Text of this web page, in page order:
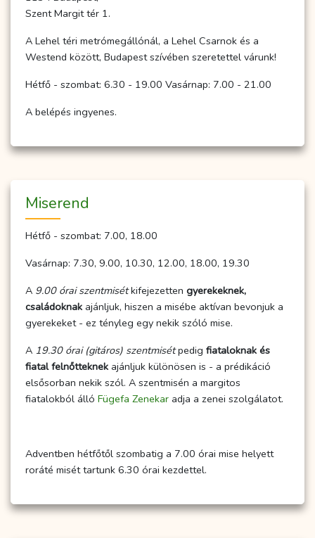
Szent Margit tér 1.
A Lehel téri metrómegállónál, a Lehel Csarnok és a
Westend között, Budapest szívében szeretettel várunk!
Hétfő - szombat: 6.30 - 19.00 Vasárnap: 7.00 - 21.00
A belépés ingyenes.
Miserend
Hétfő - szombat: 7.00, 18.00
Vasárnap: 7.30, 9.00, 10.30, 12.00, 18.00, 19.30
A 9.00 órai szentmisétkifejezetten gyerekeknek,
családoknak ajánljuk, hiszen a misébe aktívan bevonjuk a
gyerekeket - ez tényleg egy nekik szóló mise.
A 19.30 órai (gitáros) szentmisétpedig fiataloknak és
fiatal felnőtteknek ajánljuk különösen is - a prédikáció
elsősorban nekik szól. A szentmisén a margitos
fiatalokból álló Fügefa Zenekar adja a zenei szolgálatot.
Adventben hétfőtől szombatig a 7.00 órai mise helyett
roráté misét tartunk 6.30 órai kezdettel.